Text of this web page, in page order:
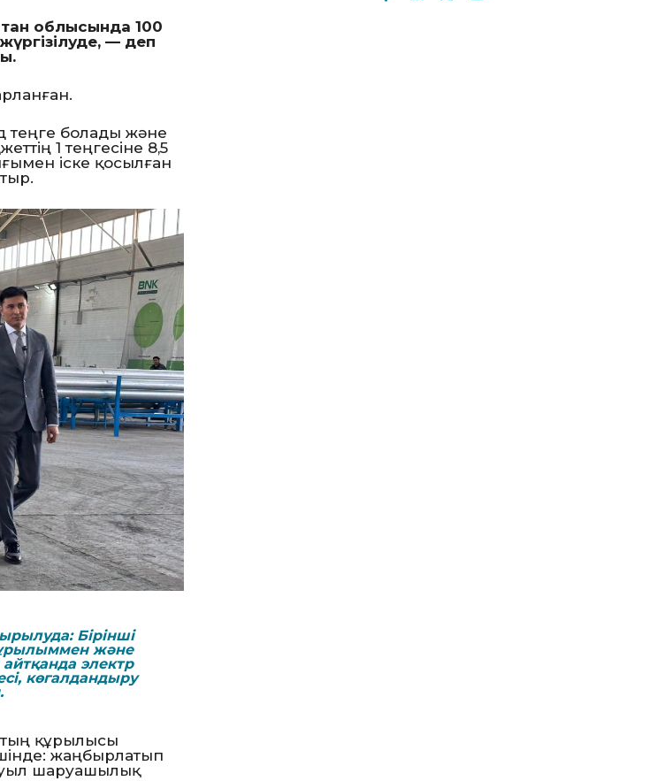
облысында 100
— деп
теңге болады және
1 теңгесіне 8,5
іске қосылған
Бірінші
және
электр
көгалдандыру
құрылысы
жаңбырлатып
шаруашылық